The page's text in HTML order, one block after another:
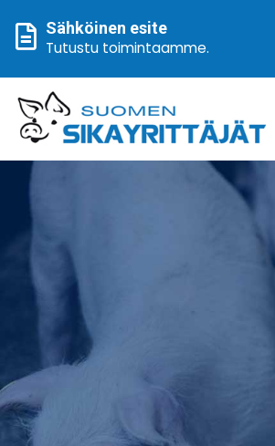
Sähköinen esite
Tutustu toimintaamme.